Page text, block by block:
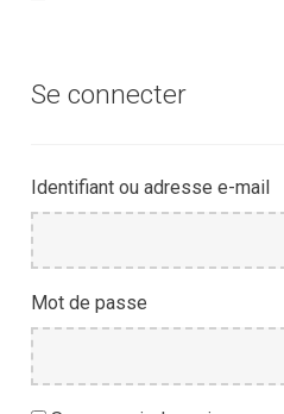
Se connecter
Identifiant ou adresse e-mail
Mot de passe